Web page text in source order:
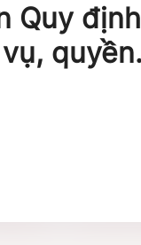
Quy định
quyền
Bộ Thông